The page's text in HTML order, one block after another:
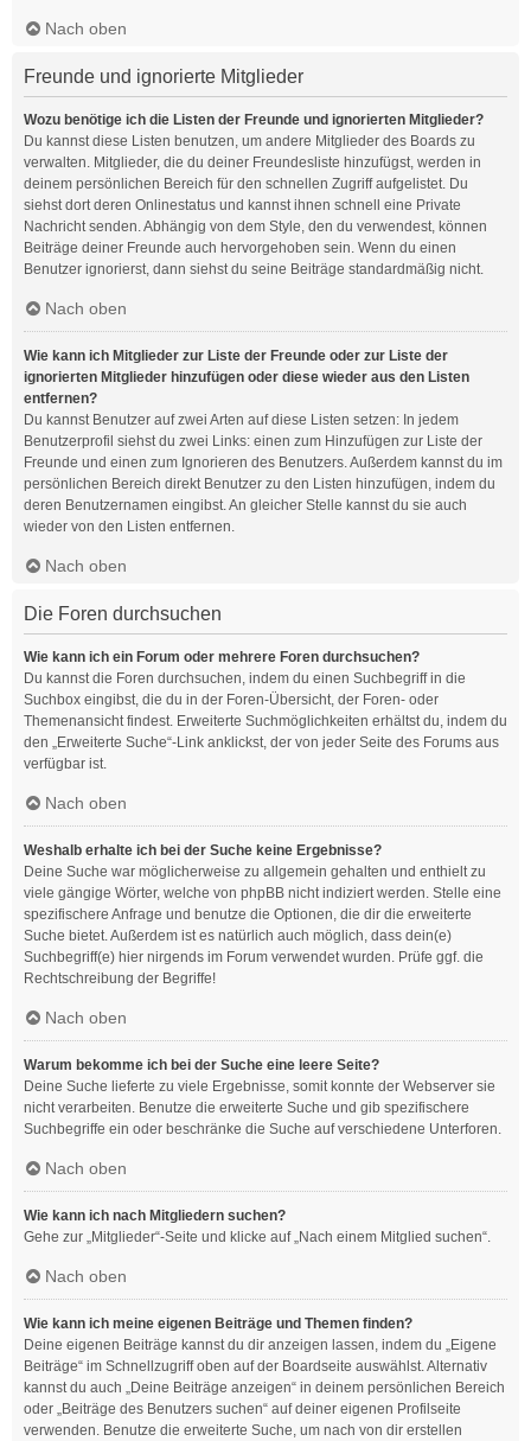
Nach oben
Freunde und ignorierte Mitglieder
Wozu benötige ich die Listen der Freunde und ignorierten Mitglieder?
Du kannst diese Listen benutzen, um andere Mitglieder des Boards zu
verwalten. Mitglieder, die du deiner Freundesliste hinzufügst, werden in
deinem persönlichen Bereich für den schnellen Zugriff aufgelistet. Du
siehst dort deren Onlinestatus und kannst ihnen schnell eine Private
Nachricht senden. Abhängig von dem Style, den du verwendest, können
Beiträge deiner Freunde auch hervorgehoben sein. Wenn du einen
Benutzer ignorierst, dann siehst du seine Beiträge standardmäßig nicht.
Nach oben
Wie kann ich Mitglieder zur Liste der Freunde oder zur Liste der
ignorierten Mitglieder hinzufügen oder diese wieder aus den Listen
entfernen?
Du kannst Benutzer auf zwei Arten auf diese Listen setzen: In jedem
Benutzerprofil siehst du zwei Links: einen zum Hinzufügen zur Liste der
Freunde und einen zum Ignorieren des Benutzers. Außerdem kannst du im
persönlichen Bereich direkt Benutzer zu den Listen hinzufügen, indem du
deren Benutzernamen eingibst. An gleicher Stelle kannst du sie auch
wieder von den Listen entfernen.
Nach oben
Die Foren durchsuchen
Wie kann ich ein Forum oder mehrere Foren durchsuchen?
Du kannst die Foren durchsuchen, indem du einen Suchbegriff in die
Suchbox eingibst, die du in der Foren-Übersicht, der Foren- oder
Themenansicht findest. Erweiterte Suchmöglichkeiten erhältst du, indem du
den „Erweiterte Suche“-Link anklickst, der von jeder Seite des Forums aus
verfügbar ist.
Nach oben
Weshalb erhalte ich bei der Suche keine Ergebnisse?
Deine Suche war möglicherweise zu allgemein gehalten und enthielt zu
viele gängige Wörter, welche von phpBB nicht indiziert werden. Stelle eine
spezifischere Anfrage und benutze die Optionen, die dir die erweiterte
Suche bietet. Außerdem ist es natürlich auch möglich, dass dein(e)
Suchbegriff(e) hier nirgends im Forum verwendet wurden. Prüfe ggf. die
Rechtschreibung der Begriffe!
Nach oben
Warum bekomme ich bei der Suche eine leere Seite?
Deine Suche lieferte zu viele Ergebnisse, somit konnte der Webserver sie
nicht verarbeiten. Benutze die erweiterte Suche und gib spezifischere
Suchbegriffe ein oder beschränke die Suche auf verschiedene Unterforen.
Nach oben
Wie kann ich nach Mitgliedern suchen?
Gehe zur „Mitglieder“-Seite und klicke auf „Nach einem Mitglied suchen“.
Nach oben
Wie kann ich meine eigenen Beiträge und Themen finden?
Deine eigenen Beiträge kannst du dir anzeigen lassen, indem du „Eigene
Beiträge“ im Schnellzugriff oben auf der Boardseite auswählst. Alternativ
kannst du auch „Deine Beiträge anzeigen“ in deinem persönlichen Bereich
oder „Beiträge des Benutzers suchen“ auf deiner eigenen Profilseite
verwenden. Benutze die erweiterte Suche, um nach von dir erstellen